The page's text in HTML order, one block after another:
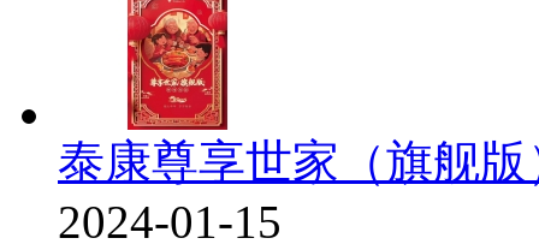
泰康尊享世家（旗舰
2024-01-15